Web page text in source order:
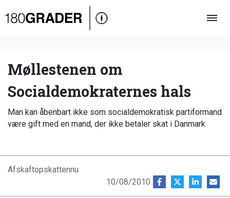
Oversigt
Debat
Video
Podcast
Møllestenen om
Socialdemokraternes hals
Man kan åbenbart ikke som socialdemokratisk partiformand
være gift med en mand, der ikke betaler skat i Danmark
Afskaftopskattennu
10/08/2010